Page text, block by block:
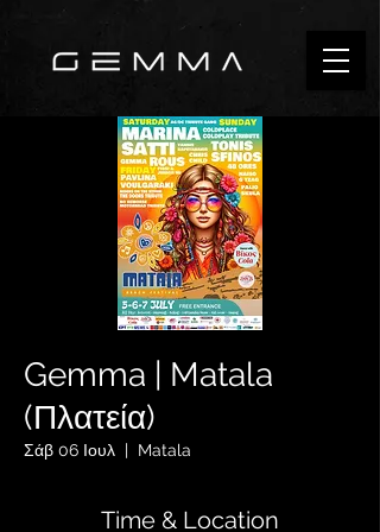
Gemma | Matala
(Πλατεία)
Σάβ 06 Ιουλ
  |
Matala
Time & Location